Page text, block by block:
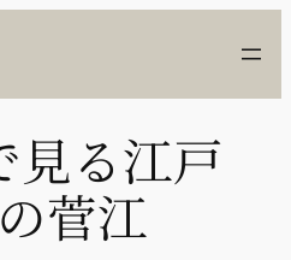
見る江戸
菅江